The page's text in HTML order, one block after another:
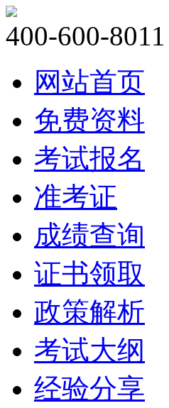
400-600-8011
网站首页
免费资料
考试报名
准考证
成绩查询
证书领取
政策解析
考试大纲
经验分享